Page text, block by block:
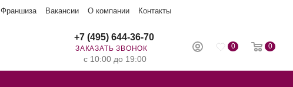
Франшиза Вакансии О компании Контакты
0 0
+7 (495) 644-36-70
ЗАКАЗАТЬ ЗВОНОК
с 10:00 до 19:00